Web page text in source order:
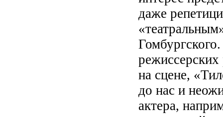
даже
на сцене,
до нас и
актера,